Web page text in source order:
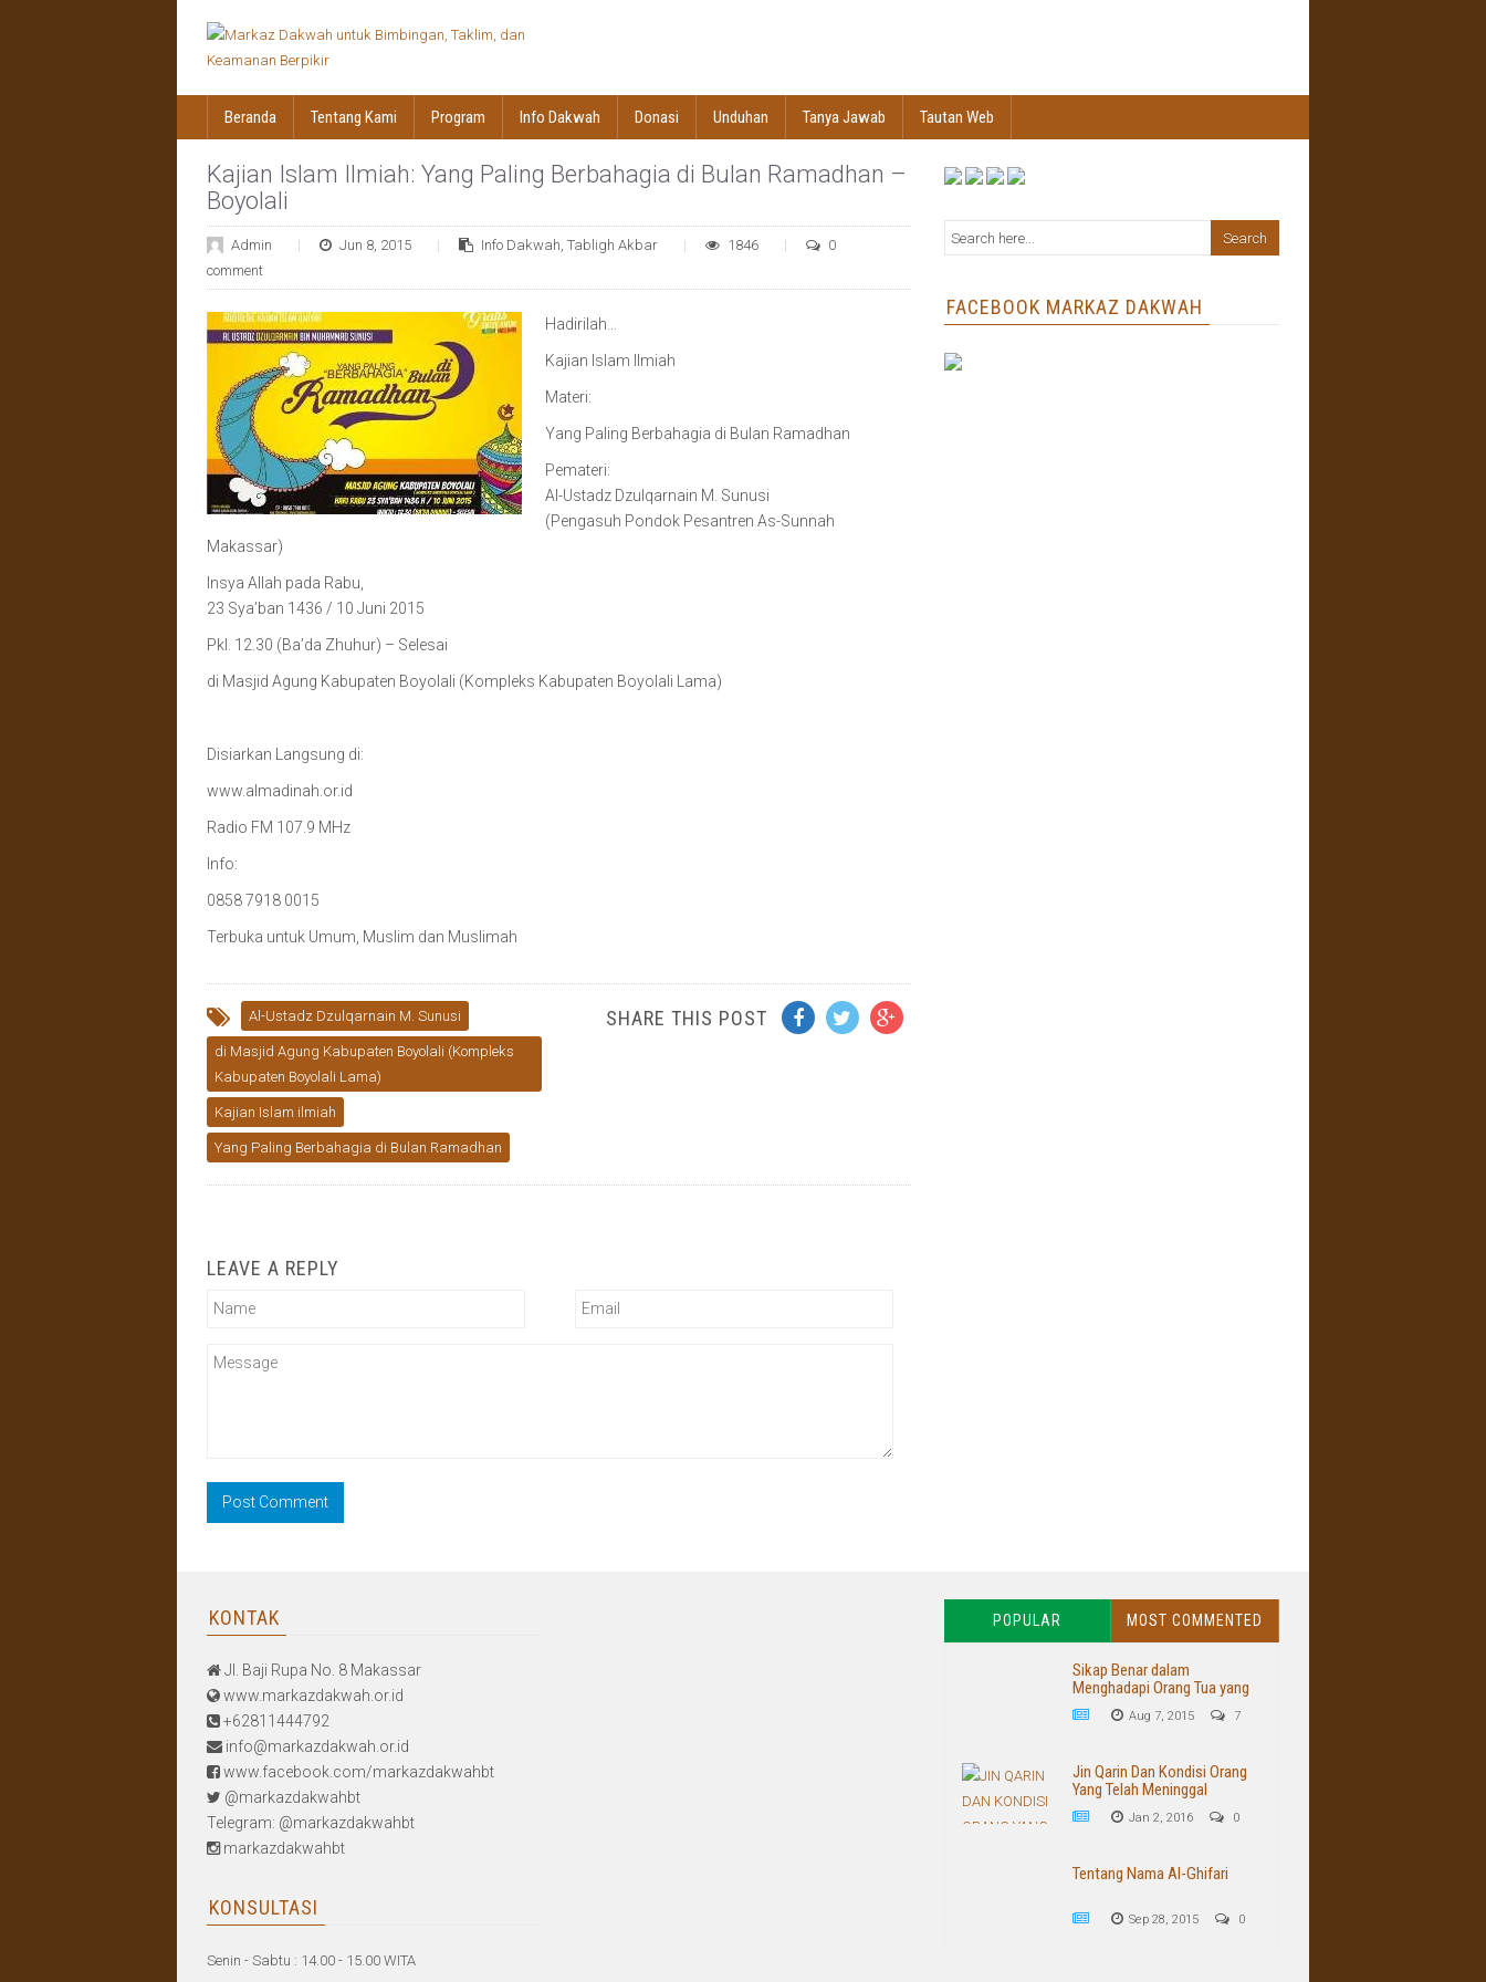
Beranda Tentang Kami Program Info Dakwah Donasi Unduhan Tanya Jawab Tautan Web
Kajian Islam Ilmiah: Yang Paling Berbahagia di Bulan Ramadhan –
Boyolali
Admin Jun 8, 2015 Info Dakwah, Tabligh Akbar 1846
0
comment
Hadirilah…
Kajian Islam Ilmiah
Materi:
Yang Paling Berbahagia di Bulan Ramadhan
Pemateri:
Al-Ustadz Dzulqarnain M. Sunusi
(Pengasuh Pondok Pesantren As-Sunnah
Makassar)
Insya Allah pada Rabu,
23 Sya’ban 1436 / 10 Juni 2015
Pkl. 12.30 (Ba’da Zhuhur) – Selesai
di Masjid Agung Kabupaten Boyolali (Kompleks Kabupaten Boyolali Lama)
Disiarkan Langsung di:
www.almadinah.or.id
Radio FM 107.9 MHz
Info:
0858 7918 0015
Terbuka untuk Umum, Muslim dan Muslimah
Al-Ustadz Dzulqarnain M. Sunusi
di Masjid Agung Kabupaten Boyolali (Kompleks
Kabupaten Boyolali Lama)
Kajian Islam ilmiah
Yang Paling Berbahagia di Bulan Ramadhan
SHARE THIS POST
LEAVE A REPLY
FACEBOOK MARKAZ DAKWAH
KONTAK
Jl. Baji Rupa No. 8 Makassar
www.markazdakwah.or.id
+62811444792
info@markazdakwah.or.id
www.facebook.com/markazdakwahbt
@markazdakwahbt
Telegram: @markazdakwahbt
markazdakwahbt
KONSULTASI
Senin - Sabtu : 14.00 - 15.00 WITA
POPULAR MOST COMMENTED
Sikap Benar dalam
Menghadapi Orang Tua yang
Buruk dan Kasar
Aug 7, 2015 7
Jin Qarin Dan Kondisi Orang
Yang Telah Meninggal
Jan 2, 2016 0
Tentang Nama Al-Ghifari
Sep 28, 2015 0